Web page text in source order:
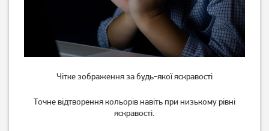
S73758)
23 499 грн
Чітке зображення за будь-якої яскравості
Точне відтворення кольорів навіть при низькому рівні
яскравості.